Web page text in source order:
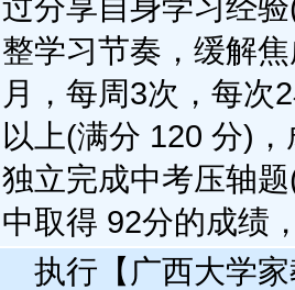
过分享自身学习经
整学习节奏，缓解
月，每周3次，每次
以上(满分 120 分)
独立完成中考压轴
中取得 92分的成绩
执行【广西大学